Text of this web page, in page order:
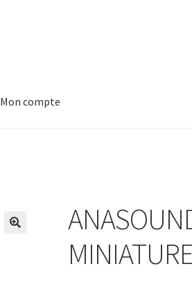
Mon compte